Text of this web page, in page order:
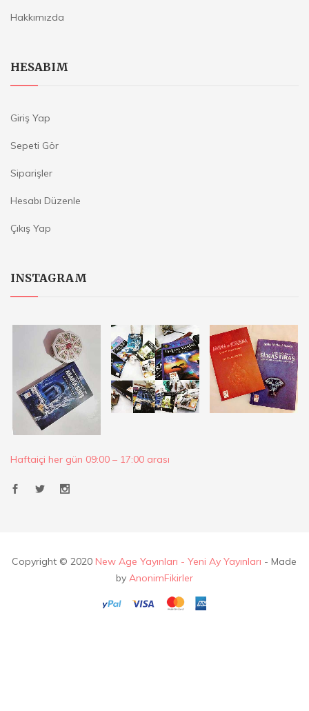
Hakkımızda
HESABIM
Giriş Yap
Sepeti Gör
Siparişler
Hesabı Düzenle
Çıkış Yap
INSTAGRAM
Haftaiçi her gün 09:00 – 17:00 arası
Copyright © 2020 New Age Yayınları - Yeni Ay Yayınları - Made
by AnonimFikirler